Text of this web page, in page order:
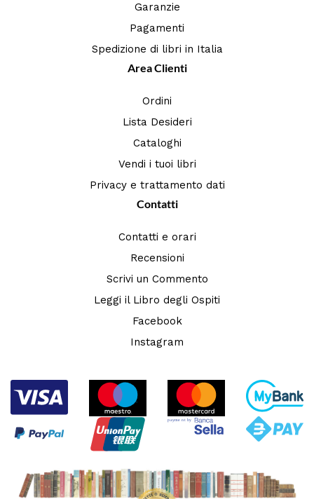
Garanzie
Pagamenti
Spedizione di libri in Italia
Area Clienti
Ordini
Lista Desideri
Cataloghi
Vendi i tuoi libri
Privacy e trattamento dati
Contatti
Contatti e orari
Recensioni
Scrivi un Commento
Leggi il Libro degli Ospiti
Facebook
Instagram